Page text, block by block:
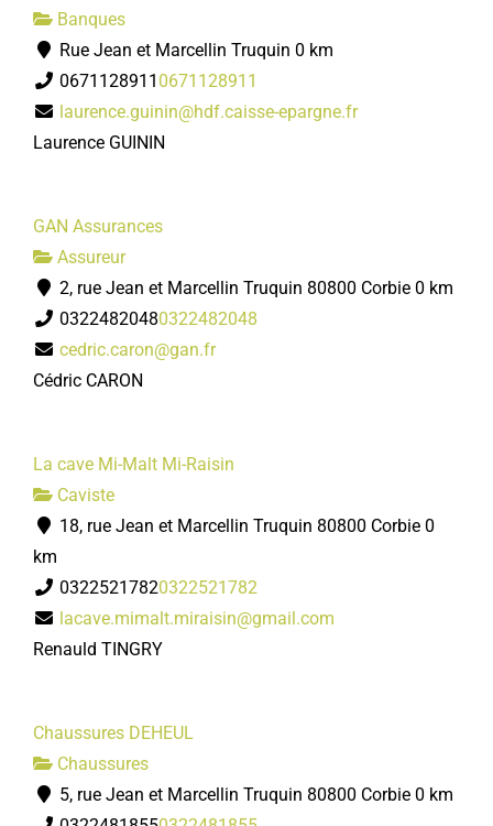
Banques
Rue Jean et Marcellin Truquin 0 km
0671128911 0671128911
laurence.guinin@hdf.caisse-epargne.fr
Laurence GUININ
GAN Assurances
Assureur
2, rue Jean et Marcellin Truquin 80800 Corbie 0 km
03224820480322482048
cedric.caron@gan.fr
Cédric CARON
La cave Mi-Malt Mi-Raisin
Caviste
18, rue Jean et Marcellin Truquin 80800 Corbie 0
km
03225217820322521782
lacave.mimalt.miraisin@gmail.com
Renauld TINGRY
Chaussures DEHEUL
Chaussures
5, rue Jean et Marcellin Truquin 80800 Corbie 0 km